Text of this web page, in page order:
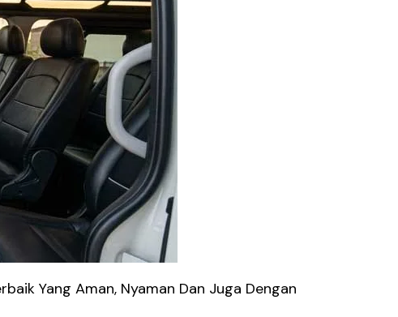
Yang Aman, Nyaman Dan Juga Dengan